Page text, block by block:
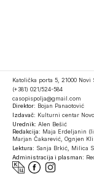
Katolička porta 5, 21000 Novi
(+381) 021/524-584
casopispolja@gmail.com
Direktor: Bojan Panaotović
Izdavač: Kulturni centar
Urednik: Alen Bešić
Redakcija: Maja Erdeljanin
Marjan Čakarević, Ognjen
Lektura: Sanja Brkić, Milica
Administracija i plasman: